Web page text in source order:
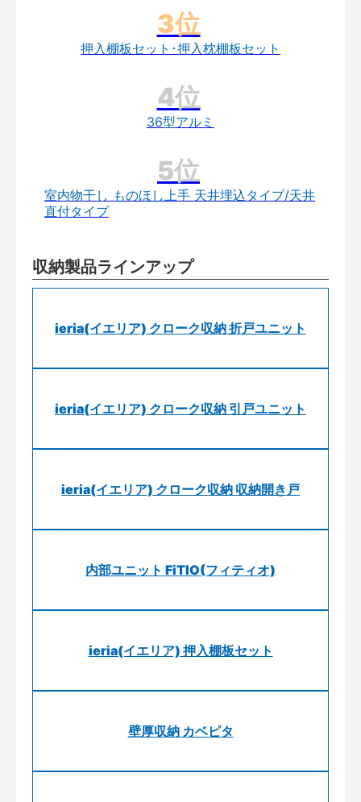
押入棚板セット･押入枕棚板セット
36型アルミ
室内物干し ものほし上手 天井埋込タイプ/天井
直付タイプ
収納製品ラインアップ
ieria(イエリア) クローク収納 折戸ユニット
ieria(イエリア) クローク収納 引戸ユニット
ieria(イエリア) クローク収納 収納開き戸
内部ユニット FiTIO(フィティオ)
ieria(イエリア) 押入棚板セット
壁厚収納 カベピタ